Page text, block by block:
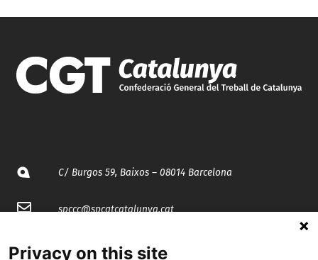
C/ Burgos 59, Baixos – 08014 Barcelona
spccc@spcgtcatalunya.cat
Privacy on this site